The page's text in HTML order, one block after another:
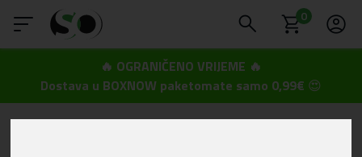
0
🔥 OGRANIČENO VRIJEME 🔥
Dostava u BOXNOW paketomate samo 0,99€ 😍
SmartOprema Kategorije
Xiaomi